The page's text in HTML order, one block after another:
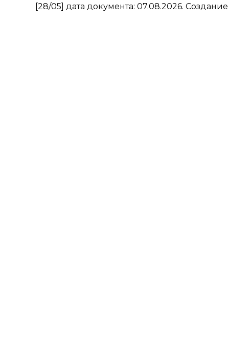
[28/05] дата документа: 07.08.2026.